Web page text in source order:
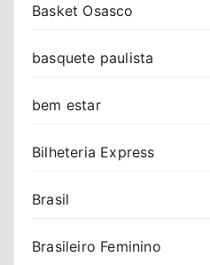
Basket Osasco
basquete paulista
bem estar
Bilheteria Express
Brasil
Brasileiro Feminino